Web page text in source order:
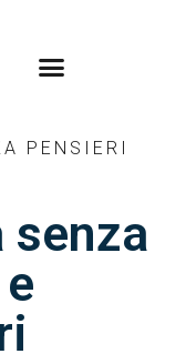
PENSIERI
senza